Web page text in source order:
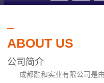
ABOUT US
公司简介
成都融和实业有限公司是由